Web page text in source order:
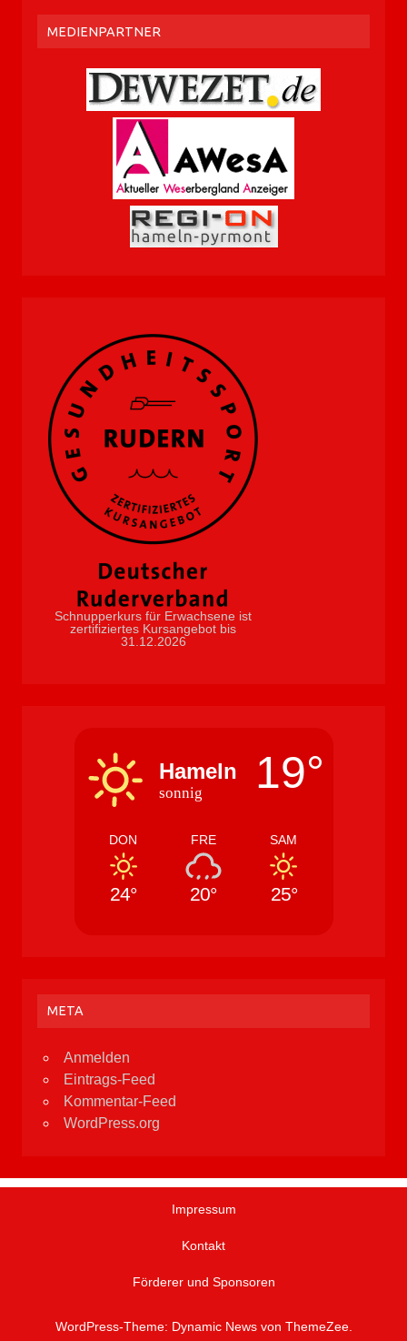
MEDIENPARTNER
Schnupperkurs für Erwachsene ist
zertifiziertes Kursangebot bis
31.12.2026
Hameln
sonnig 19°
DON
24°
FRE
20°
SAM
25°
META
Anmelden
Eintrags-Feed
Kommentar-Feed
WordPress.org
Impressum
Kontakt
Förderer und Sponsoren
WordPress-Theme: Dynamic News von ThemeZee.